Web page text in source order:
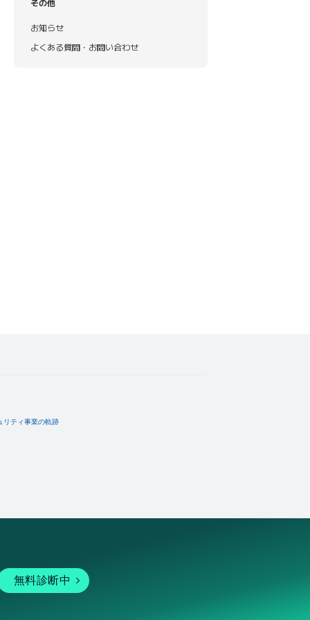
その他
お知らせ
よくある質問・お問い合わせ
リティ事業の軌跡
無料診断中